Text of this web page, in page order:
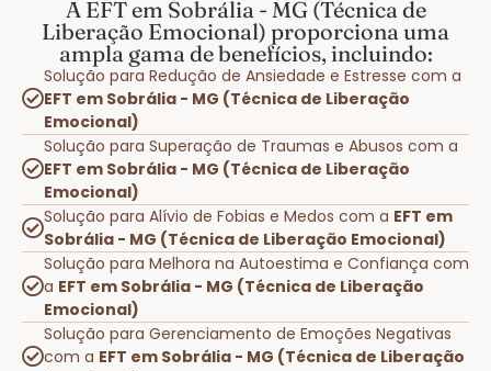
A EFT em Sobrália - MG (Técnica de
Liberação Emocional) proporciona uma
ampla gama de benefícios, incluindo:
Solução para Redução de Ansiedade e Estresse com a
EFT em Sobrália - MG (Técnica de Liberação
Emocional)
Solução para Superação de Traumas e Abusos com a
EFT em Sobrália - MG (Técnica de Liberação
Emocional)
Solução para Alívio de Fobias e Medos com a EFT em
Sobrália - MG (Técnica de Liberação Emocional)
Solução para Melhora na Autoestima e Confiança com
a EFT em Sobrália - MG (Técnica de Liberação
Emocional)
Solução para Gerenciamento de Emoções Negativas
com a EFT em Sobrália - MG (Técnica de Liberação